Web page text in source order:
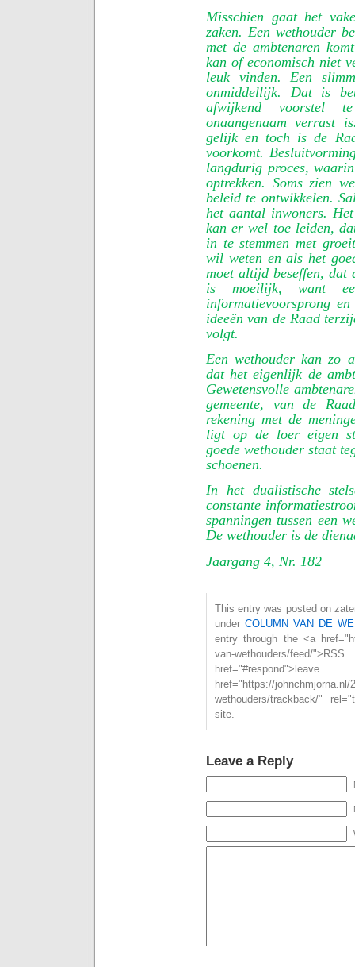
Misschien gaat het
zaken. Een wethouder
met de ambtenaren
kan of economisch niet
leuk vinden. Een
onmiddellijk. Dat is
afwijkend voorstel
onaangenaam verrast
gelijk en toch is de
voorkomt.
langdurig proces,
optrekken. Soms zien
beleid te ontwikkelen.
het aantal inwoners.
kan er wel toe leiden,
in te stemmen met
wil weten en als het
moet altijd beseffen, dat
is moeilijk, want
informatievoorsprong
ideeën van de Raad
volgt.
Een wethouder kan zo
dat het eigenlijk de
Gewetensvolle
gemeente, van de
rekening met de
ligt op de loer eigen
goede wethouder staat
schoenen.
In het dualistische
constante
spanningen tussen een
De wethouder is de
Jaargang 4, Nr. 182
This entry was posted on
under COLUMN VAN DE
entry through the <a
van-wethouders/
href="https://johnchmjorna.nl/
wethouders/trackback/"
site.
Leave a Reply